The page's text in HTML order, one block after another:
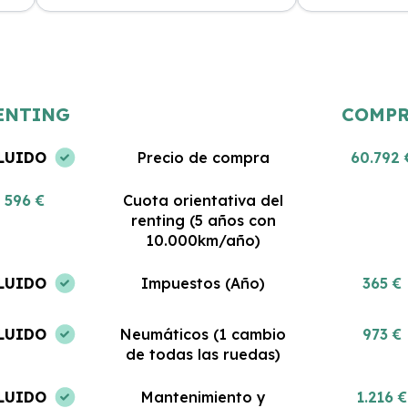
Precio de compra 60.792
596 €
Cuota orientativa del
renting (5 años con
10.000km/año)
Impuestos (Año) 365 €
Neumáticos (1 cambio
de todas las ruedas)
973 €
Mantenimiento y 1.216 €